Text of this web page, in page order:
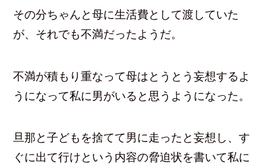
その分ちゃんと母に生活費として渡していた
が、それでも不満だったようだ。
不満が積もり重なって母はとうとう妄想するよ
うになって私に男がいると思うようになった。
旦那と子どもを捨てて男に走ったと妄想し、す
ぐに出て行けという内容の脅迫状を書いて私に